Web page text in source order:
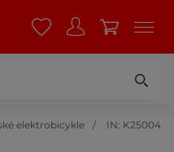
elektrobicykle IN: K25004